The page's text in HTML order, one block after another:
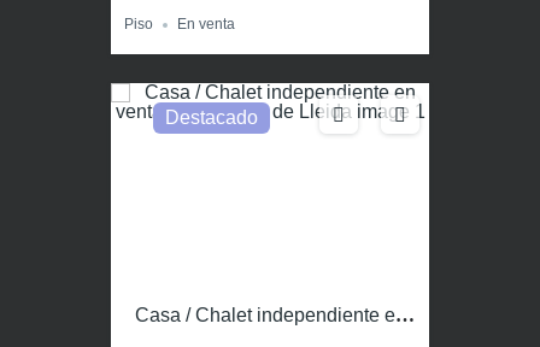
Piso En venta
Destacado
Casa / Chalet independiente en